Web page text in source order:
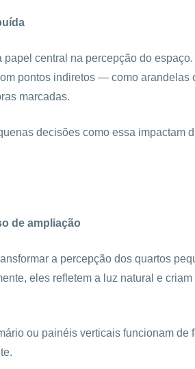
central na percepção do
pontos indiretos — como
marcadas.
decisões como essa impactam
de ampliação
a percepção dos quartos
eles refletem a luz natural e
ou painéis verticais funcionam de